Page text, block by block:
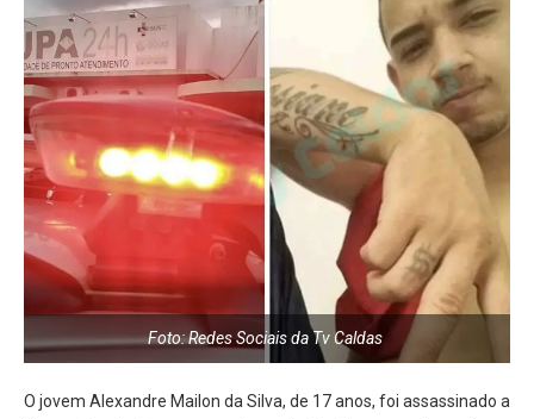
Foto: Redes Sociais da Tv Caldas
O jovem Alexandre Mailon da Silva, de 17 anos, foi assassinado a